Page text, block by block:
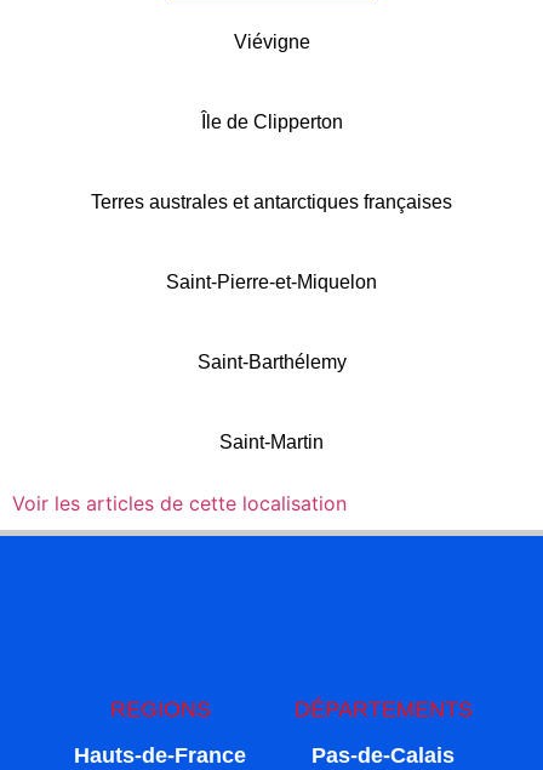
Viévigne
Île de Clipperton
Terres australes et antarctiques françaises
Saint-Pierre-et-Miquelon
Saint-Barthélemy
Saint-Martin
Voir les articles de cette localisation
REGIONS
Hauts-de-France
DÉPARTEMENTS
Pas-de-Calais